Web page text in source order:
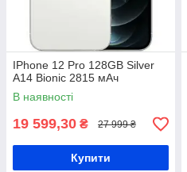
IPhone 12 Pro 128GB Silver
A14 Bionic 2815 мАч
В наявності
19 599,30 ₴ 27 999 ₴
Купити